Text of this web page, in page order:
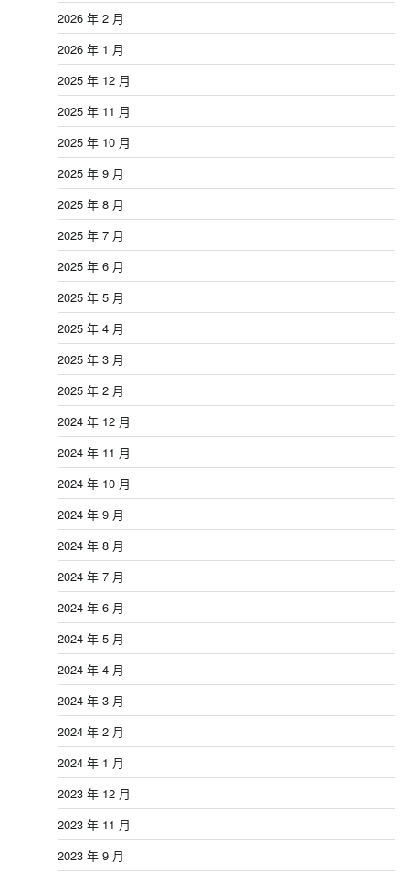
2026 年 2 月
2026 年 1 月
2025 年 12 月
2025 年 11 月
2025 年 10 月
2025 年 9 月
2025 年 8 月
2025 年 7 月
2025 年 6 月
2025 年 5 月
2025 年 4 月
2025 年 3 月
2025 年 2 月
2024 年 12 月
2024 年 11 月
2024 年 10 月
2024 年 9 月
2024 年 8 月
2024 年 7 月
2024 年 6 月
2024 年 5 月
2024 年 4 月
2024 年 3 月
2024 年 2 月
2024 年 1 月
2023 年 12 月
2023 年 11 月
2023 年 9 月